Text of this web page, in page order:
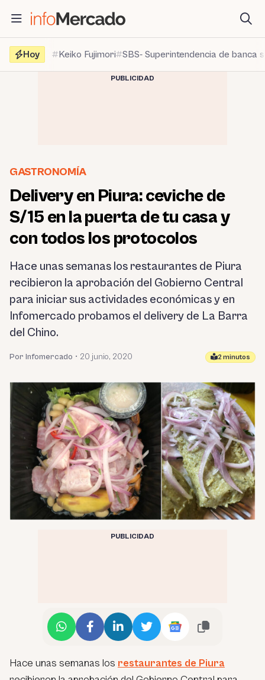
contenido
Hoy
Keiko Fujimori SBS- Superintendencia de banca
PUBLICIDAD
GASTRONOMÍA
Delivery en Piura: ceviche de
S/15 en la puerta de tu casa y
con todos los protocolos
Hace unas semanas los restaurantes de Piura
recibieron la aprobación del Gobierno Central
para iniciar sus actividades económicas y en
Infomercado probamos el delivery de La Barra
del Chino.
Por Infomercado • 20 junio, 2020 2 minutos
PUBLICIDAD
Hace unas semanas los restaurantes de Piura